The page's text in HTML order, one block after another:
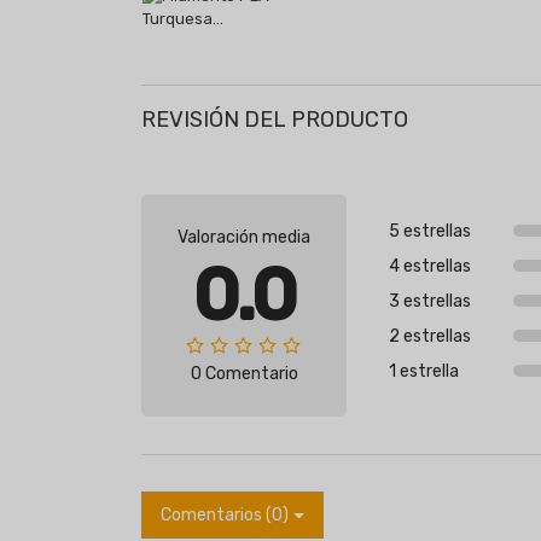
REVISIÓN DEL PRODUCTO
Valoración media
0.0
0 Comentario
5 estrellas
4 estrellas
3 estrellas
2 estrellas
1 estrella
Comentarios (0)